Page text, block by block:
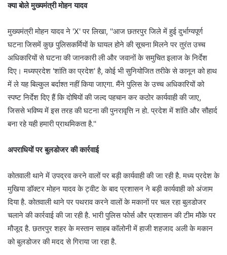
क्या बोले मुख्यमंत्री मोहन यादव
मुख्यमंत्री मोहन यादव ने 'X' पर लिखा, ''आज छतरपुर जिले में हुई दुर्भाग्यपूर्ण
घटना जिसमें कुछ पुलिसकर्मियों के घायल होने की सूचना मिलने पर तुरंत उच्च
अधिकारियों से घटना की जानकारी ली और जवानों के समुचित इलाज के निर्देश
दिए। मध्यप्रदेश 'शांति का प्रदेश' है, कोई भी सुनियोजित तरीके से कानून को हाथ
में ले यह बिल्कुल बर्दाश्त नहीं किया जाएगा. मैंने पुलिस के उच्च अधिकारियों को
स्पष्ट निर्देश दिए हैं कि दोषियों की जल्द पहचान कर कठोर कार्यवाही की जाए,
जिससे भविष्य में इस तरह की घटना की पुनरावृत्ति न हो. प्रदेश में शांति और सौहार्द
बना रहे यही हमारी प्राथमिकता है.''
अपराधियों पर बुलडोजर की कार्रवाई
कोतवाली थाने में उपद्रव करने वालों पर बड़ी कार्यवाही की जा रही है. मध्य प्रदेश के
मुखिया डॉक्टर मोहन यादव के ट्वीट के बाद प्रशासन ने बड़ी कार्यवाही को अंजाम
दिया है. कोतवाली थाने पर पथराव करने वालों के मकानों पर चल रहा बुलडोजर
चलाने की कार्रवाई की जा रही है. भारी पुलिस फोर्स और प्रशासन की टीम मौके पर
मौजूद है. छतरपुर शहर के मस्तान साहब कॉलोनी में हाजी शहजाद अली के मकान
को बुलडोजर की मदद से गिराया जा रहा है.